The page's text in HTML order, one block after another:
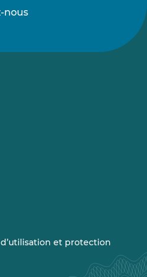
nous
sursur
et protection